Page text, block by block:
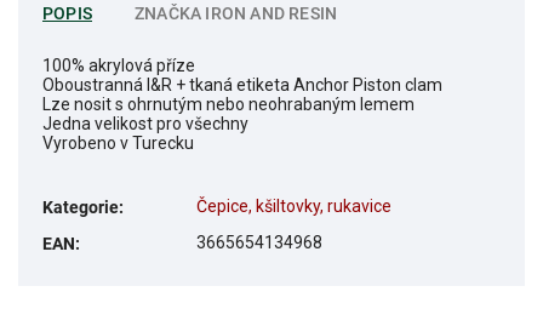
POPIS ZNAČKA IRON AND RESIN
100% akrylová příze
Oboustranná I&R + tkaná etiketa Anchor Piston clam
Lze nosit s ohrnutým nebo neohrabaným lemem
Jedna velikost pro všechny
Vyrobeno v Turecku
Kategorie:
Čepice, kšiltovky, rukavice
EAN: 3665654134968